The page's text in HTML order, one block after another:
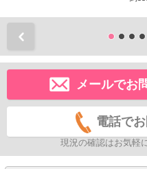
メールでお
電話で
現況の確認はお気軽